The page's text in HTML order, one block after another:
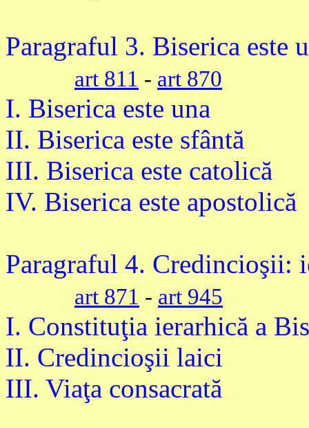
Paragraful 3. Biserica este
art 811 - art 870
I. Biserica este una
II. Biserica este sfântă
III. Biserica este catolică
IV. Biserica este apostolică
Paragraful 4. Credincioşii:
art 871 - art 945
I. Constituţia ierarhică a
II. Credincioşii laici
III. Viaţa consacrată